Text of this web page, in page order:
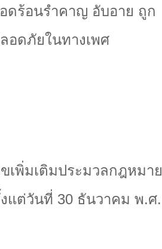
ดร้อนรำคาญ อับอาย ถูก
อดภัยในทางเพศ
เพิ่มเติมประมวลกฎหมาย
แต่วันที่ 30 ธันวาคม พ.ศ.